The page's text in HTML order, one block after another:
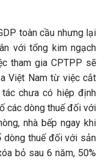
toàn cầu nhưng lại
với tổng kim ngạch
tham gia CPTPP sẽ
Việt Nam từ việc cắt
chưa có hiệp định
các dòng thuế đối với
nhà bếp ngay khi
dòng thuế đối với sản
bỏ sau 6 năm, 50%